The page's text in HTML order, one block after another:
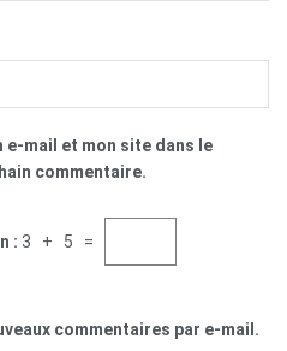
e-mail et mon site dans le
commentaire.
: 3 + 5 =
commentaires par e-mail.